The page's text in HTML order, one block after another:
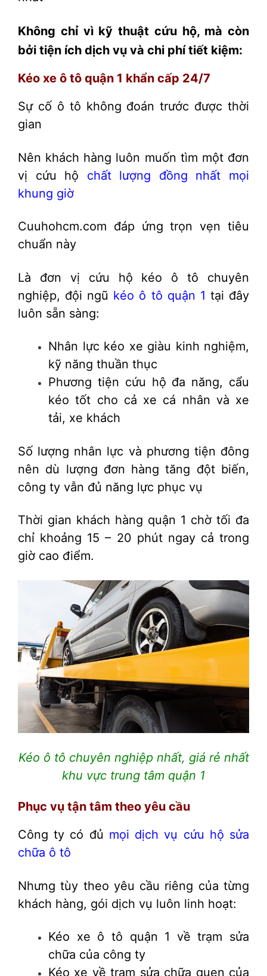
Không chỉ vì kỹ thuật cứu hộ, mà còn
bởi tiện ích dịch vụ và chi phí tiết kiệm:
Kéo xe ô tô quận 1 khẩn cấp 24/7
Sự cố ô tô không đoán trước được thời
gian
Nên khách hàng luôn muốn tìm một đơn
vị cứu hộ chất lượng đồng nhất mọi
khung giờ
Cuuhohcm.com đáp ứng trọn vẹn tiêu
chuẩn này
Là đơn vị cứu hộ kéo ô tô chuyên
nghiệp, đội ngũ kéo ô tô quận 1 tại đây
luôn sẵn sàng:
Nhân lực kéo xe giàu kinh nghiệm,
kỹ năng thuần thục
Phương tiện cứu hộ đa năng, cẩu
kéo tốt cho cả xe cá nhân và xe
tải, xe khách
Số lượng nhân lực và phương tiện đông
nên dù lượng đơn hàng tăng đột biến,
công ty vẫn đủ năng lực phục vụ
Thời gian khách hàng quận 1 chờ tối đa
chỉ khoảng 15 – 20 phút ngay cả trong
giờ cao điểm.
Kéo ô tô chuyên nghiệp nhất, giá rẻ nhất
khu vực trung tâm quận 1
Phục vụ tận tâm theo yêu cầu
Công ty có đủ mọi dịch vụ cứu hộ sửa
chữa ô tô
Nhưng tùy theo yêu cầu riêng của từng
khách hàng, gói dịch vụ luôn linh hoạt:
Kéo xe ô tô quận 1 về trạm sửa
chữa của công ty
Kéo xe về trạm sửa chữa quen của